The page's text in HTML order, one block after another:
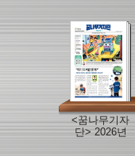
호)
<꿈나무기자
단> 2026년